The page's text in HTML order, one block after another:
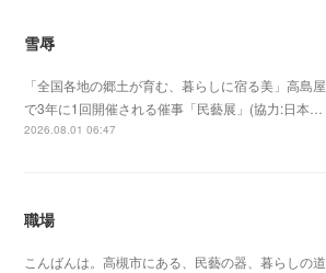
雪辱
「全国各地の郷土が育む、暮らしに宿る美」高島屋
で3年に1回開催される催事「民藝展」(協力:日本…
2026.08.01 06:47
職場
こんばんは。高槻市にある、民藝の器、暮らしの道